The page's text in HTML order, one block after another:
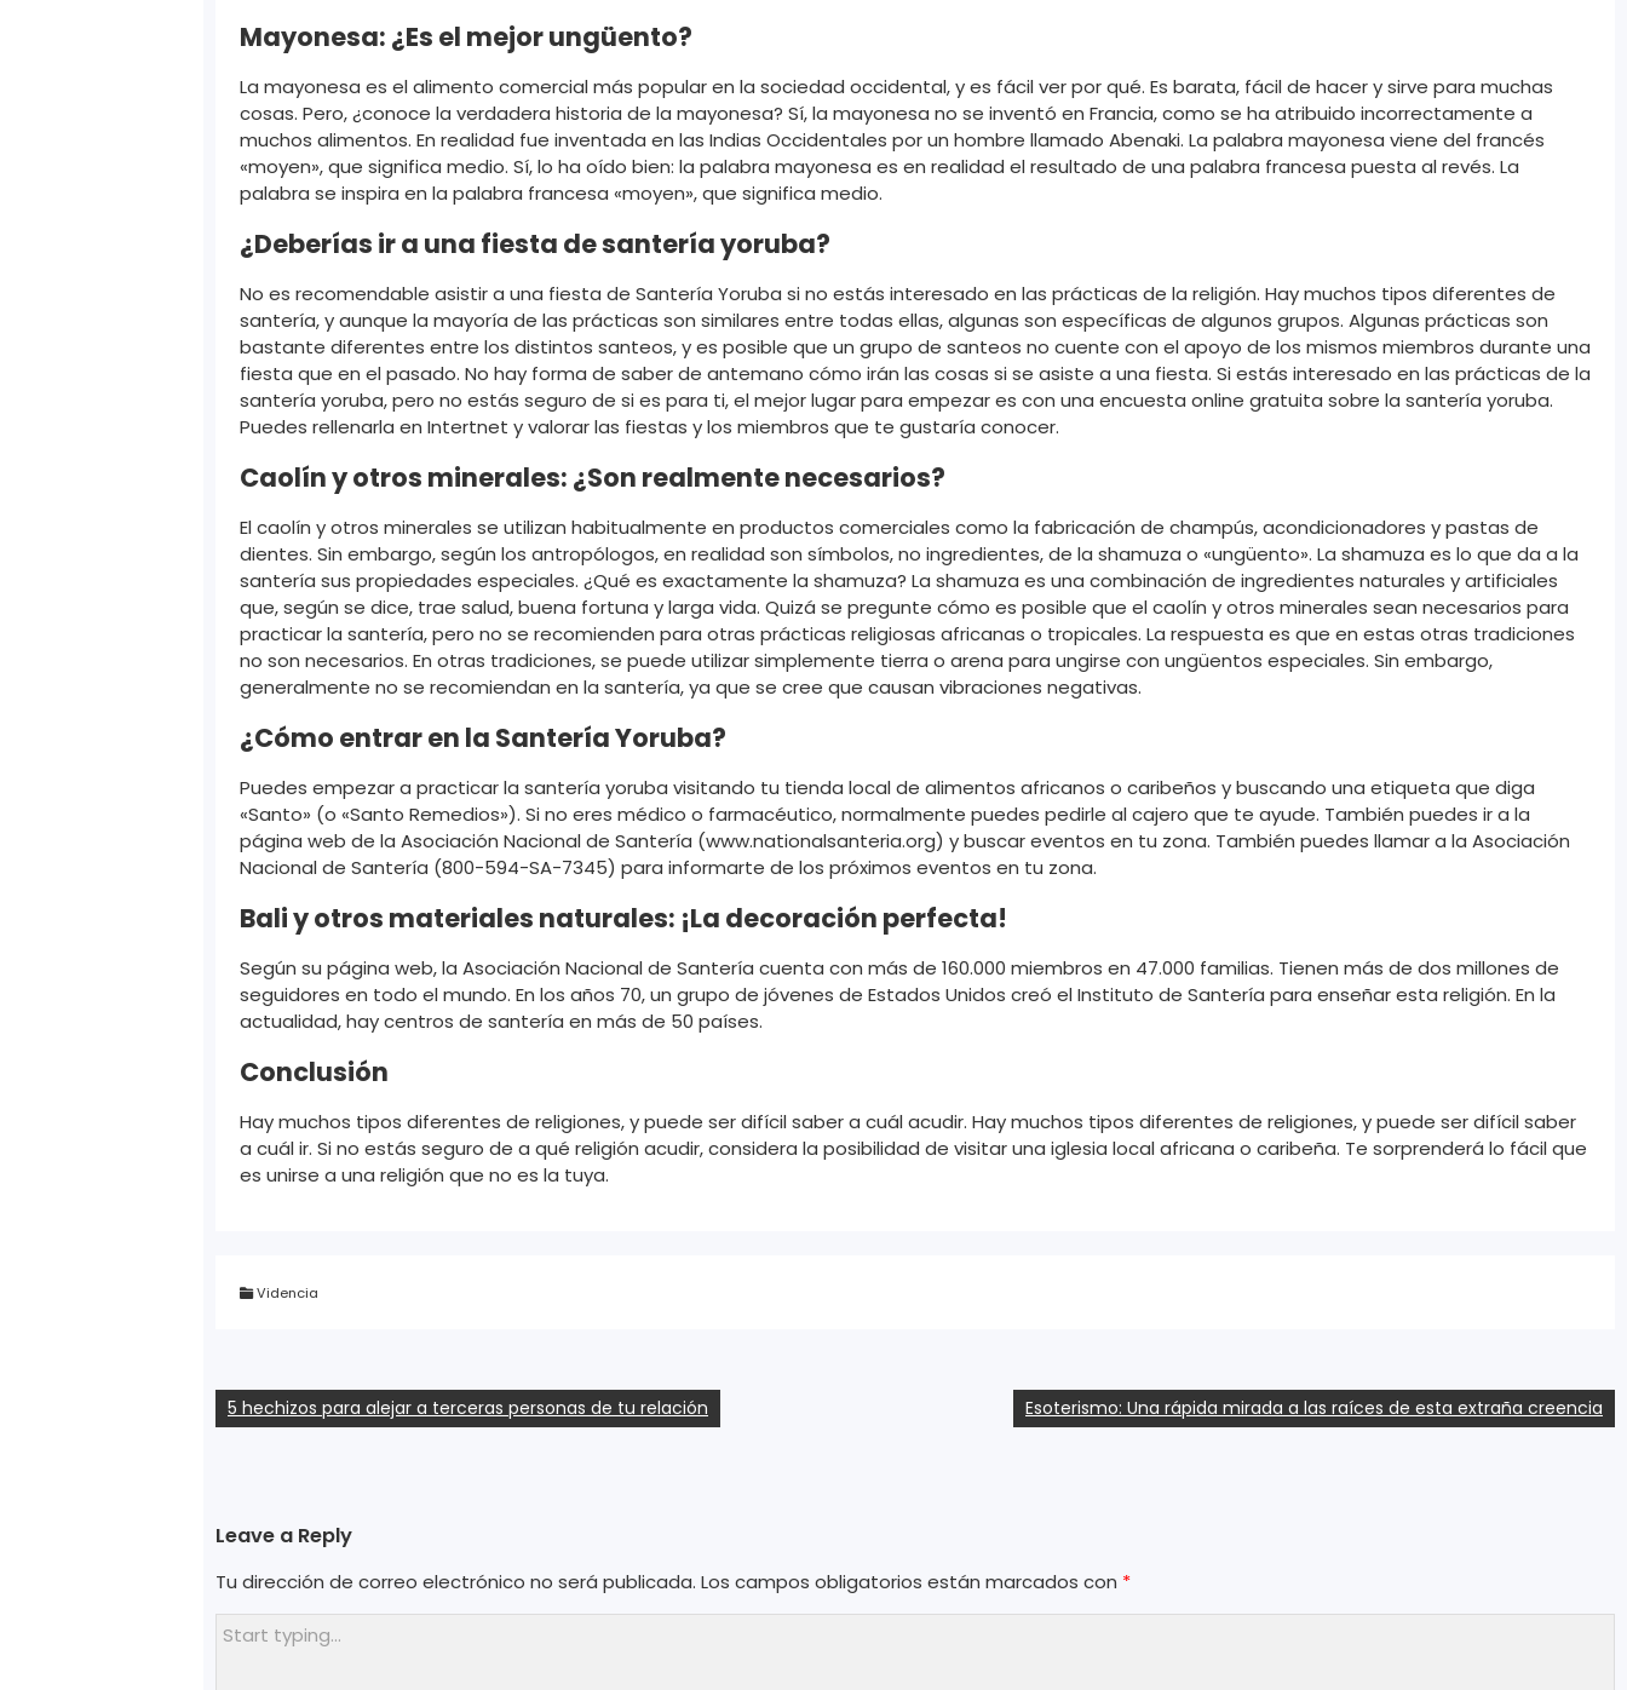
Mayonesa: ¿Es el mejor ungüento?
La mayonesa es el alimento comercial más popular en la sociedad occidental, y es fácil ver por qué. Es barata, fácil de hacer y sirve para muchas
cosas. Pero, ¿conoce la verdadera historia de la mayonesa? Sí, la mayonesa no se inventó en Francia, como se ha atribuido incorrectamente a
muchos alimentos. En realidad fue inventada en las Indias Occidentales por un hombre llamado Abenaki. La palabra mayonesa viene del francés
«moyen», que significa medio. Sí, lo ha oído bien: la palabra mayonesa es en realidad el resultado de una palabra francesa puesta al revés. La
palabra se inspira en la palabra francesa «moyen», que significa medio.
¿Deberías ir a una fiesta de santería yoruba?
No es recomendable asistir a una fiesta de Santería Yoruba si no estás interesado en las prácticas de la religión. Hay muchos tipos diferentes de
santería, y aunque la mayoría de las prácticas son similares entre todas ellas, algunas son específicas de algunos grupos. Algunas prácticas son
bastante diferentes entre los distintos santeos, y es posible que un grupo de santeos no cuente con el apoyo de los mismos miembros durante una
fiesta que en el pasado. No hay forma de saber de antemano cómo irán las cosas si se asiste a una fiesta. Si estás interesado en las prácticas de la
santería yoruba, pero no estás seguro de si es para ti, el mejor lugar para empezar es con una encuesta online gratuita sobre la santería yoruba.
Puedes rellenarla en Intertnet y valorar las fiestas y los miembros que te gustaría conocer.
Caolín y otros minerales: ¿Son realmente necesarios?
El caolín y otros minerales se utilizan habitualmente en productos comerciales como la fabricación de champús, acondicionadores y pastas de
dientes. Sin embargo, según los antropólogos, en realidad son símbolos, no ingredientes, de la shamuza o «ungüento». La shamuza es lo que da a la
santería sus propiedades especiales. ¿Qué es exactamente la shamuza? La shamuza es una combinación de ingredientes naturales y artificiales
que, según se dice, trae salud, buena fortuna y larga vida. Quizá se pregunte cómo es posible que el caolín y otros minerales sean necesarios para
practicar la santería, pero no se recomienden para otras prácticas religiosas africanas o tropicales. La respuesta es que en estas otras tradiciones
no son necesarios. En otras tradiciones, se puede utilizar simplemente tierra o arena para ungirse con ungüentos especiales. Sin embargo,
generalmente no se recomiendan en la santería, ya que se cree que causan vibraciones negativas.
¿Cómo entrar en la Santería Yoruba?
Puedes empezar a practicar la santería yoruba visitando tu tienda local de alimentos africanos o caribeños y buscando una etiqueta que diga
«Santo» (o «Santo Remedios»). Si no eres médico o farmacéutico, normalmente puedes pedirle al cajero que te ayude. También puedes ir a la
página web de la Asociación Nacional de Santería (www.nationalsanteria.org) y buscar eventos en tu zona. También puedes llamar a la Asociación
Nacional de Santería (800-594-SA-7345) para informarte de los próximos eventos en tu zona.
Bali y otros materiales naturales: ¡La decoración perfecta!
Según su página web, la Asociación Nacional de Santería cuenta con más de 160.000 miembros en 47.000 familias. Tienen más de dos millones de
seguidores en todo el mundo. En los años 70, un grupo de jóvenes de Estados Unidos creó el Instituto de Santería para enseñar esta religión. En la
actualidad, hay centros de santería en más de 50 países.
Conclusión
Hay muchos tipos diferentes de religiones, y puede ser difícil saber a cuál acudir. Hay muchos tipos diferentes de religiones, y puede ser difícil saber
a cuál ir. Si no estás seguro de a qué religión acudir, considera la posibilidad de visitar una iglesia local africana o caribeña. Te sorprenderá lo fácil que
es unirse a una religión que no es la tuya.
Videncia
Navegación
5 hechizos para alejar a terceras personas de tu relación Esoterismo: Una rápida mirada a las raíces de esta extraña creencia
Leave a Reply
Tu dirección de correo electrónico no será publicada. Los campos obligatorios están marcados con *